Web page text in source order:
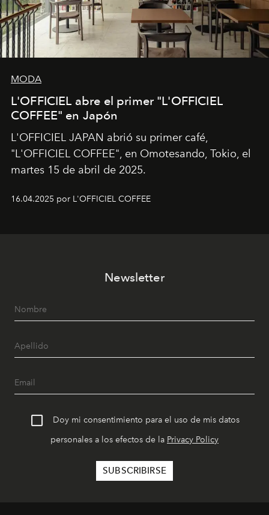
MODA
L'OFFICIEL abre el primer "L'OFFICIEL
COFFEE" en Japón
L'OFFICIEL JAPAN abrió su primer café,
"L'OFFICIEL COFFEE", en Omotesando, Tokio, el
martes 15 de abril de 2025.
16.04.2025 por L'OFFICIEL COFFEE
Newsletter
Doy mi consentimiento para el uso de mis datos
personales a los efectos de la Privacy Policy